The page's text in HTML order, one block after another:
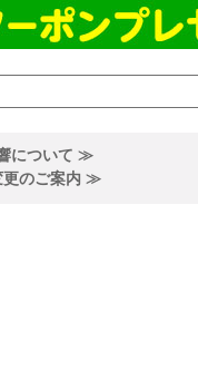
について ≫
更のご案内 ≫